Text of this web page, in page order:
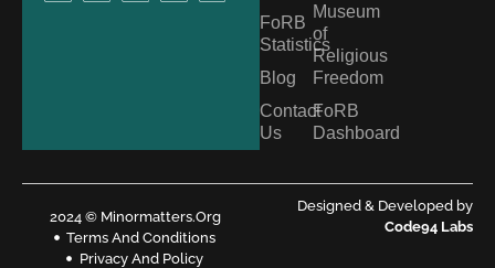
FoRB
Statistics
Blog
Contact
Us
Museum
of
Religious
Freedom
FoRB
Dashboard
2024 © Minormatters.Org
Terms And Conditions
Privacy And Policy
Designed & Developed by
Code94 Labs